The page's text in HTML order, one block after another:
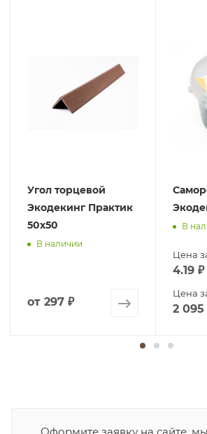
Угол торцевой
Экодекинг Практик
50х50
В наличии
от 297 ₽
В
Цена
4.19 ₽
Цена
2 095